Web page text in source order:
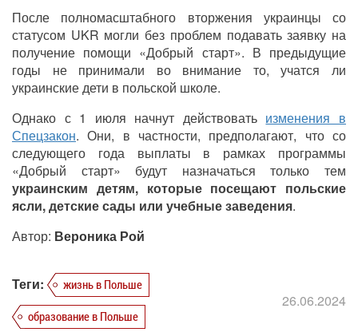
После полномасштабного вторжения украинцы со
статусом UKR могли без проблем подавать заявку на
получение помощи «Добрый старт». В предыдущие
годы не принимали во внимание то, учатся ли
украинские дети в польской школе.
Однако с 1 июля начнут действовать изменения в
Спецзакон. Они, в частности, предполагают, что со
следующего года выплаты в рамках программы
«Добрый старт» будут назначаться только тем
украинским детям, которые посещают польские
ясли, детские сады или учебные заведения.
Автор: Вероника Рой
Теги:
жизнь в Польше
образование в Польше
26.06.2024